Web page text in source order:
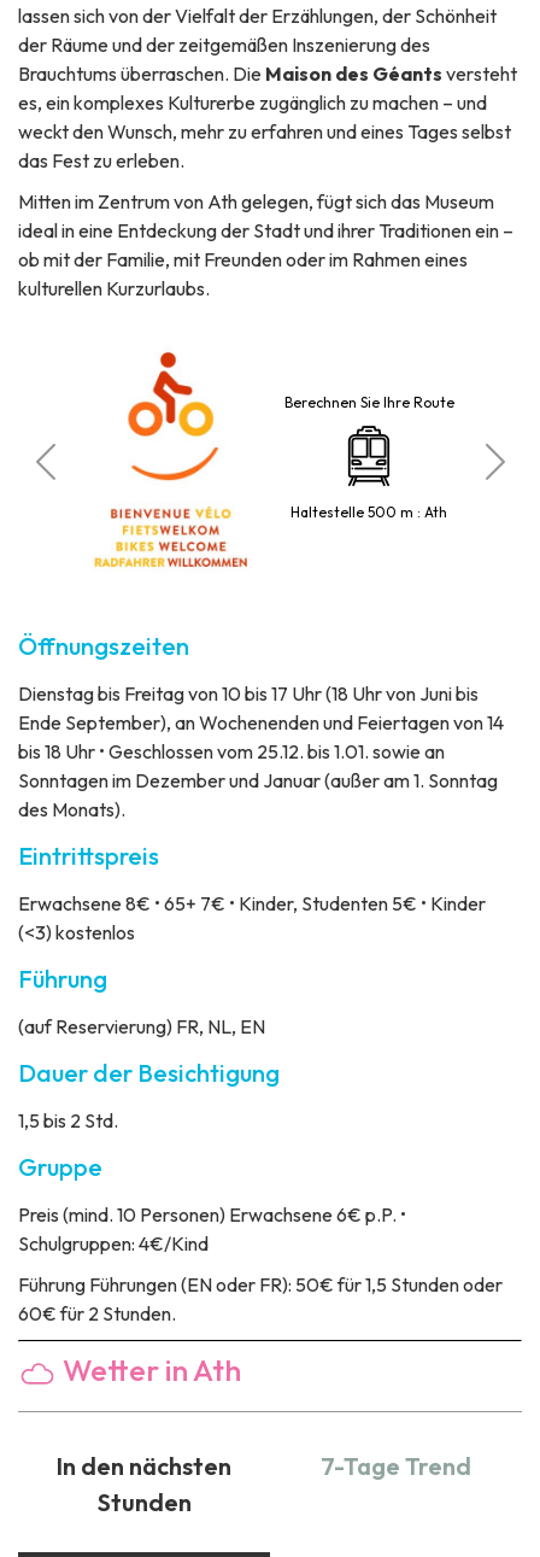
lassen sich von der Vielfalt der Erzählungen, der Schönheit
der Räume und der zeitgemäßen Inszenierung des
Brauchtums überraschen. Die Maison des Géants versteht
es, ein komplexes Kulturerbe zugänglich zu machen – und
weckt den Wunsch, mehr zu erfahren und eines Tages selbst
das Fest zu erleben.
Mitten im Zentrum von Ath gelegen, fügt sich das Museum
ideal in eine Entdeckung der Stadt und ihrer Traditionen ein –
ob mit der Familie, mit Freunden oder im Rahmen eines
kulturellen Kurzurlaubs.
Berechnen Sie Ihre Route
Haltestelle 500 m : Ath
Öffnungszeiten
Dienstag bis Freitag von 10 bis 17 Uhr (18 Uhr von Juni bis
Ende September), an Wochenenden und Feiertagen von 14
bis 18 Uhr • Geschlossen vom 25.12. bis 1.01. sowie an
Sonntagen im Dezember und Januar (außer am 1. Sonntag
des Monats).
Eintrittspreis
Erwachsene 8€ • 65+ 7€ • Kinder, Studenten 5€ • Kinder
(<3) kostenlos
Führung
(auf Reservierung) FR, NL, EN
Dauer der Besichtigung
1,5 bis 2 Std.
Gruppe
Preis (mind. 10 Personen) Erwachsene 6€ p.P. •
Schulgruppen: 4€/Kind
Führung Führungen (EN oder FR): 50€ für 1,5 Stunden oder
60€ für 2 Stunden.
Wetter in Ath
In den nächsten
Stunden
7-Tage Trend